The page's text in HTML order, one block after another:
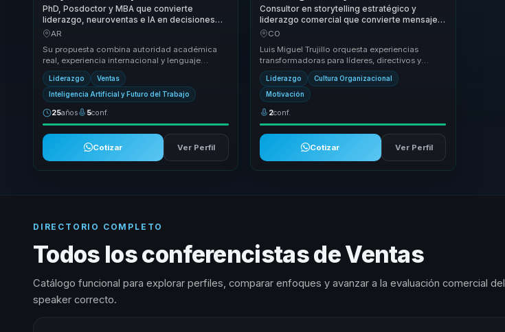
PhD, Posdoctor y MBA que convierte
liderazgo, neuroventas e IA en decisiones
firmes, influencia comercial y ejecución para
AR
Su propuesta combina autoridad académica
real, experiencia internacional y lenguaje
empresarial para traducir neurociencia, power
skills ...
Liderazgo Ventas
Inteligencia Artificial y Futuro del Trabajo
25años 5conf.
Cotizar Ver Perfil
Consultor en storytelling estratégico y
liderazgo comercial que convierte mensajes
complejos en recordación, influencia y
CO
Luis Miguel Trujillo orquesta experiencias
transformadoras para líderes, directivos y
responsables de equipos, ayudándoles a dejar
atrás ...
Liderazgo Cultura Organizacional
Motivación
2conf.
Cotizar Ver Perfil
DIRECTORIO COMPLETO
Todos los conferencistas de Ventas
Catálogo funcional para explorar perfiles, comparar enfoques y avanzar a la evaluación comercial del
speaker correcto.